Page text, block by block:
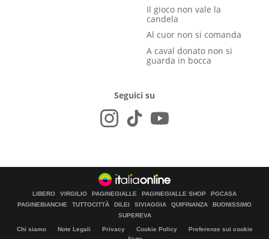
Il gioco non vale la
candela
Al cuor non si comanda
A caval donato non si
guarda in bocca
Seguici su
LIBERO VIRGILIO PAGINEGIALLE PAGINEGIALLE SHOP
PGCASA
PAGINEBIANCHE
TUTTOCITTÀ DILEI SIVIAGGIA QUIFINANZA
BUONISSIMO
SUPEREVA
Chi siamo Note Legali Privacy Cookie Policy
Preferenze sui cookie